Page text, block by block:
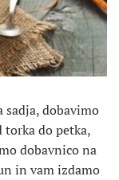
sadja, dobavimo
torka do petka,
dobavnico na
in vam izdamo